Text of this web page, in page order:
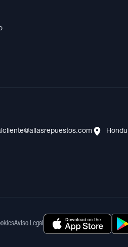
Aviso Legal